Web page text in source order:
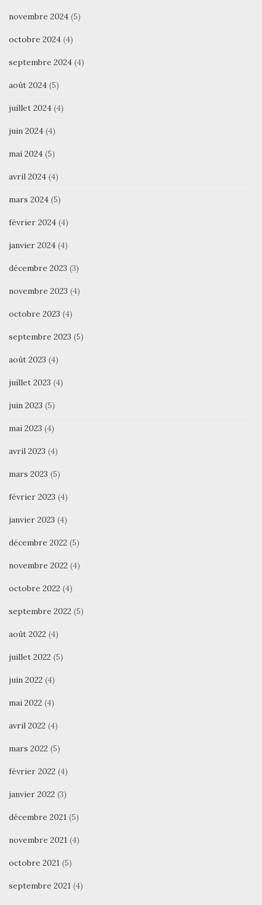
novembre 2024 (5)
octobre 2024 (4)
septembre 2024 (4)
août 2024 (5)
juillet 2024 (4)
juin 2024 (4)
mai 2024 (5)
avril 2024 (4)
mars 2024 (5)
février 2024 (4)
janvier 2024 (4)
décembre 2023 (3)
novembre 2023 (4)
octobre 2023 (4)
septembre 2023 (5)
août 2023 (4)
juillet 2023 (4)
juin 2023 (5)
mai 2023 (4)
avril 2023 (4)
mars 2023 (5)
février 2023 (4)
janvier 2023 (4)
décembre 2022 (5)
novembre 2022 (4)
octobre 2022 (4)
septembre 2022 (5)
août 2022 (4)
juillet 2022 (5)
juin 2022 (4)
mai 2022 (4)
avril 2022 (4)
mars 2022 (5)
février 2022 (4)
janvier 2022 (3)
décembre 2021 (5)
novembre 2021 (4)
octobre 2021 (5)
septembre 2021 (4)